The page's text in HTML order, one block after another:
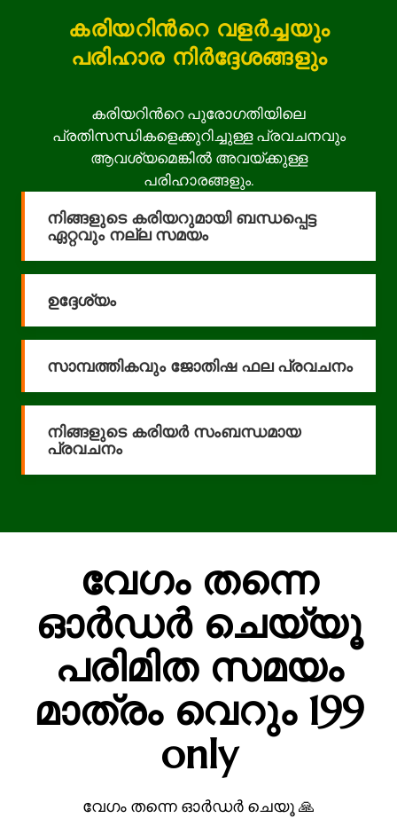
കരിയറിന്‍റെ വളർച്ചയും
പരിഹാര നിർദ്ദേശങ്ങളും
കരിയറിന്‍റെ പുരോഗതിയിലെ
പ്രതിസന്ധികളെക്കുറിച്ചുള്ള പ്രവചനവും
ആവശ്യമെങ്കിൽ അവയ്ക്കുള്ള
പരിഹാരങ്ങളും.
നിങ്ങളുടെ കരിയറുമായി ബന്ധപ്പെട്ട
ഏറ്റവും നല്ല സമയം
ഉദ്ദേശ്യം
സാമ്പത്തികവും ജോതിഷ ഫല പ്രവചനം
നിങ്ങളുടെ കരിയര്‍ സംബന്ധമായ
പ്രവചനം
വേഗം തന്നെ
ഓർഡർ ചെയ്യൂ
പരിമിത സമയം
മാത്രം വെറും 199
only
വേഗം തന്നെ ഓർഡർ ചെയൂ 🙏